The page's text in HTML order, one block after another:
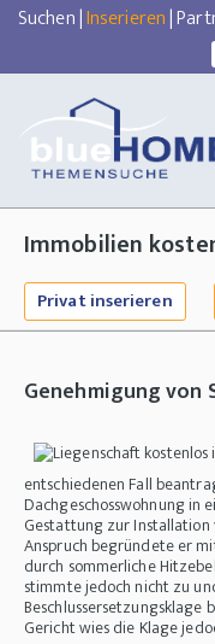
Suchen|Inserieren|
Immobilien
Privat inserieren
Genehmigung von
entschiedenen Fall
Dachgeschosswohnung in
Gestattung zur Installation
Anspruch begründete er
durch sommerliche
stimmte jedoch nicht zu
Gericht wies die Klage